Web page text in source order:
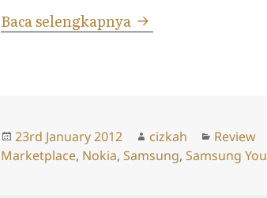
Baca selengkapnya Tips dan Review
Posted
on
23rd January 2012 Author
cizkah Review
Marketplace, Nokia,Samsung,Samsung